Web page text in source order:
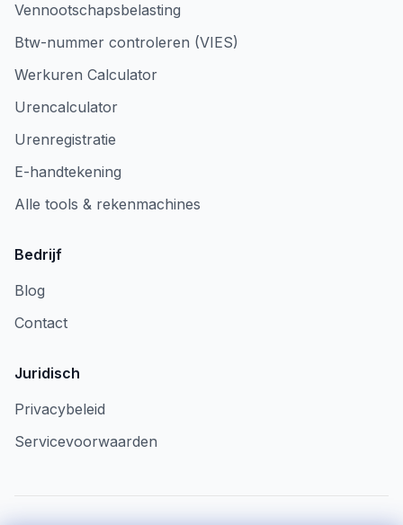
Vennootschapsbelasting
Btw-nummer controleren (VIES)
Werkuren Calculator
Urencalculator
Urenregistratie
E-handtekening
Alle tools & rekenmachines
Bedrijf
Blog
Contact
Juridisch
Privacybeleid
Servicevoorwaarden